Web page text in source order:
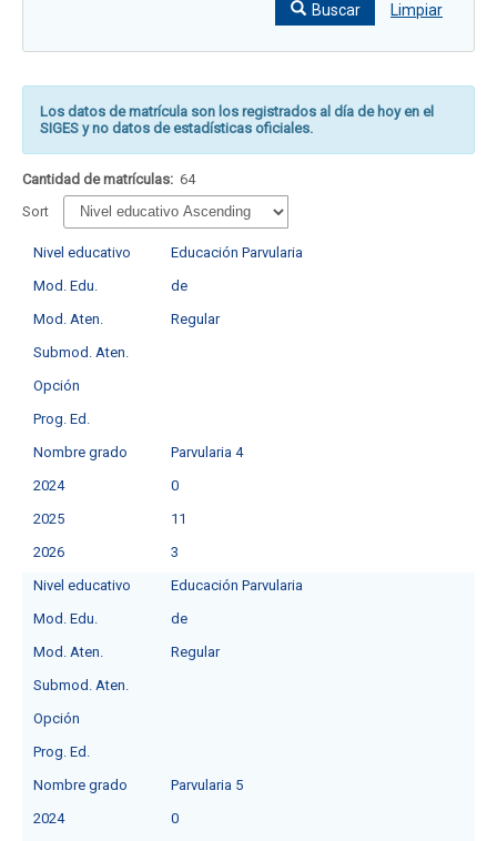
Buscar Limpiar
Los datos de matrícula son los registrados al día de hoy en el
SIGES y no datos de estadísticas oficiales.
Cantidad de matrículas: 64
Sort
Nivel educativo
Educación Parvularia
Mod. Edu.
de
Mod. Aten.
Regular
Submod. Aten.
Opción
Prog. Ed.
Nombre grado
Parvularia 4
2024
0
2025
11
2026
3
Nivel educativo
Educación Parvularia
Mod. Edu.
de
Mod. Aten.
Regular
Submod. Aten.
Opción
Prog. Ed.
Nombre grado
Parvularia 5
2024
0